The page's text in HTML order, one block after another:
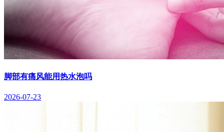
脚部有痛风能用热水泡吗
2026-07-23